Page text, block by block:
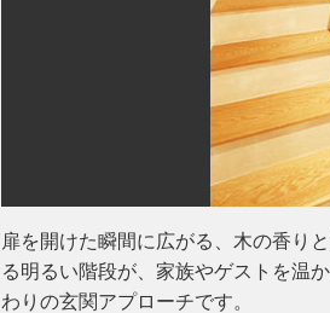
扉を開けた瞬間に広がる、木の香り
る明るい階段が、家族やゲストを温
わりの玄関アプローチです。